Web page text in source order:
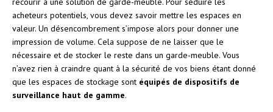
acheteurs potentiels, vous devez savoir mettre les espaces en
valeur. Un désencombrement s’impose alors pour donner une
impression de volume. Cela suppose de ne laisser que le
nécessaire et de stocker le reste dans un garde-meuble. Vous
n’avez rien à craindre quant à la sécurité de vos biens étant donné
que les espaces de stockage sont équipés de dispositifs de
surveillance haut de gamme.